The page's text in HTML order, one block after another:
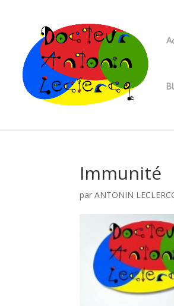
Immunité
parANTONIN